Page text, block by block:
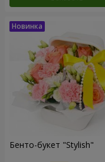
Бенто-букет "Stylish"